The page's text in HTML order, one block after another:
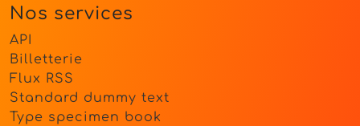
Nos services
API
Billetterie
Flux RSS
Standard dummy text
Type specimen book